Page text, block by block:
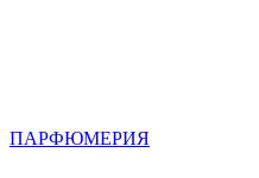
ПАРФЮМЕРИЯ